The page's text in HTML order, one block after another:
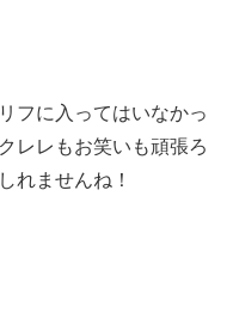
フに入ってはいなかっ
レレもお笑いも頑張ろ
れませんね！